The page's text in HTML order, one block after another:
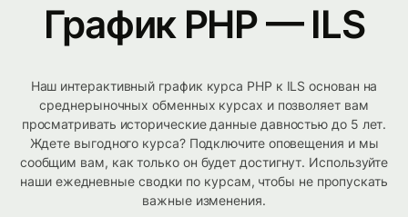
График PHP — ILS
Наш интерактивный график курса PHP к ILS основан на
среднерыночных обменных курсах и позволяет вам
просматривать исторические данные давностью до 5 лет.
Ждете выгодного курса? Подключите оповещения и мы
сообщим вам, как только он будет достигнут. Используйте
наши ежедневные сводки по курсам, чтобы не пропускать
важные изменения.